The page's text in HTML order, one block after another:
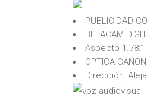
PUBLICIDAD
BETACAM
Aspecto 1.78:1
OPTICA
Dirección: